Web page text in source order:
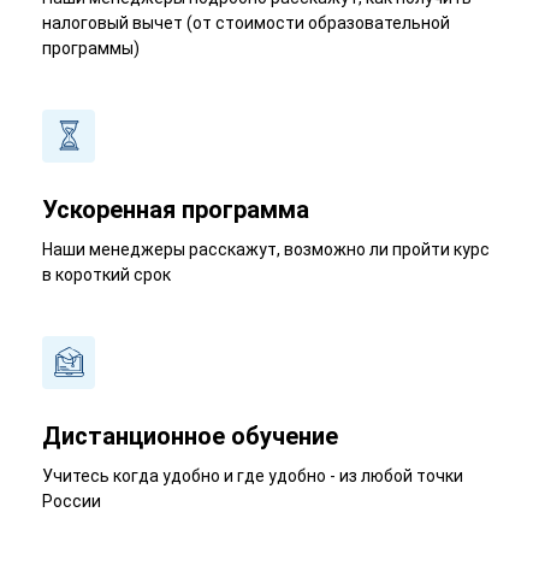
налоговый вычет (от стоимости образовательной
программы)
Ускоренная программа
Наши менеджеры расскажут, возможно ли пройти курс
в короткий срок
Дистанционное обучение
Учитесь когда удобно и где удобно - из любой точки
России